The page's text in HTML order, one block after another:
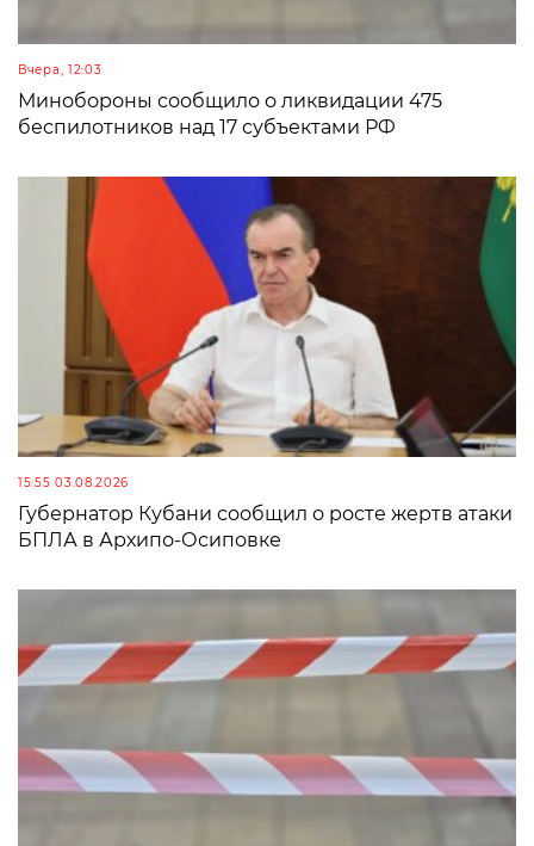
Вчера, 12:03
Минобороны сообщило о ликвидации 475
беспилотников над 17 субъектами РФ
15:55 03.08.2026
Губернатор Кубани сообщил о росте жертв атаки
БПЛА в Архипо-Осиповке